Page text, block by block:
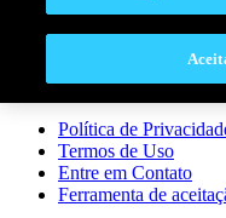
Entre em Contato
LEGAL
Política de
Termos de Uso
Entre em Contato
Ferramenta de